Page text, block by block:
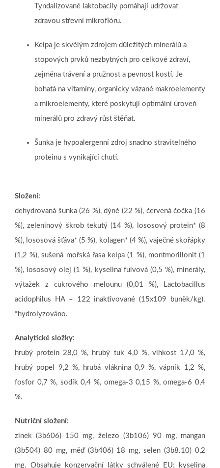
Tyndalizované laktobacily pomáhají udržovat
zdravou střevní mikroflóru.
Kelpa je skvělým zdrojem důležitých minerálů a
stopových prvků nezbytných pro celkové zdraví,
zejména trávení a pružnost a pevnost kostí. Je
bohatá na vitamíny, organicky vázané makroelementy
a mikroelementy, které poskytují optimální úroveň
minerálů pro zdravý růst štěňat.
Šunka je hypoalergenní zdroj snadno stravitelného
proteinu s vynikající chutí.
Složení:
dehydrovaná šunka (26 %), dýně (22 %), červená čočka (16
%), zeleninový škrob tekutý (14 %), lososový protein* (8
%), lososová šťáva* (5 %), kolagen* (4 %), vaječné skořápky
(1,2 %), sušená mořská řasa kelpa (1 %), montmorillonit (1
%), lososový olej (1 %), kyselina fulvová (0,5 %), minerály,
výtažek z cukrového melounu (0,01 %), Lactobacillus
acidophilus HA – 122 inaktivované (15x109 buněk/kg).
*hydrolyzováno.
Analytické složky:
hrubý protein 28,0 %, hrubý tuk 4,0 %, vlhkost 17,0 %,
hrubý popel 9,2 %, hrubá vláknina 0,9 %, vápník 1,2 %,
fosfor 0,7 %, sodík 0,4 %, omega-3 0,15 %, omega-6 0,4
%.
Nutriční složení:
zinek (3b606) 150 mg, železo (3b106) 90 mg, mangan
(3b504) 80 mg, měď (3b406) 18 mg, selen (3b8.10) 0,2
mg. Obsahuje konzervační látky schválené EU: kyselina